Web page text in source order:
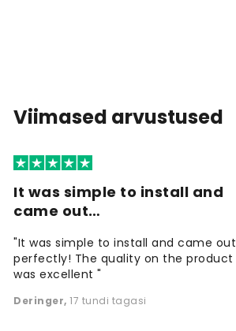
Viimased arvustused
It was simple to install and
came out…
"It was simple to install and came out
perfectly! The quality on the product
was excellent "
Deringer, 17 tundi tagasi